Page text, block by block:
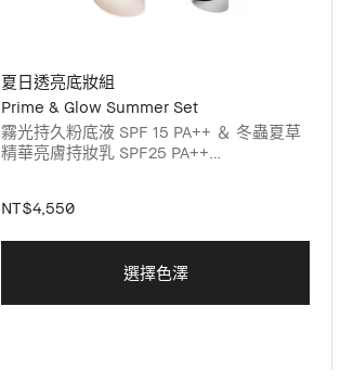
夏日透亮底妝組
Prime & Glow Summer Set
霧光持久粉底液 SPF 15 PA++ ＆ 冬蟲夏草
精華亮膚持妝乳 SPF25 PA++
亮膚持妝乳色號，並加入購物車。請於下方
NT$4,550
選擇色澤